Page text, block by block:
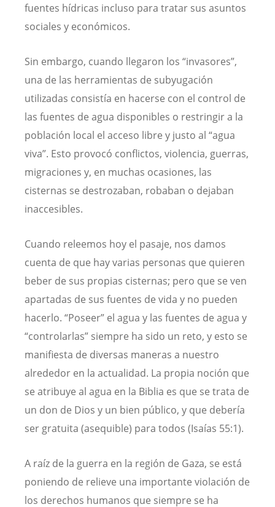
fuentes hídricas incluso para tratar sus asuntos
sociales y económicos.
Sin embargo, cuando llegaron los “invasores”,
una de las herramientas de subyugación
utilizadas consistía en hacerse con el control de
las fuentes de agua disponibles o restringir a la
población local el acceso libre y justo al “agua
viva”. Esto provocó conflictos, violencia, guerras,
migraciones y, en muchas ocasiones, las
cisternas se destrozaban, robaban o dejaban
inaccesibles.
Cuando releemos hoy el pasaje, nos damos
cuenta de que hay varias personas que quieren
beber de sus propias cisternas; pero que se ven
apartadas de sus fuentes de vida y no pueden
hacerlo. “Poseer” el agua y las fuentes de agua y
“controlarlas” siempre ha sido un reto, y esto se
manifiesta de diversas maneras a nuestro
alrededor en la actualidad. La propia noción que
se atribuye al agua en la Biblia es que se trata de
un don de Dios y un bien público, y que debería
ser gratuita (asequible) para todos (Isaías 55:1).
A raíz de la guerra en la región de Gaza, se está
poniendo de relieve una importante violación de
los derechos humanos que siempre se ha